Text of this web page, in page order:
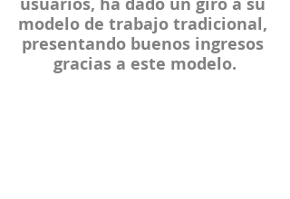
modelo de trabajo tradicional,
presentando buenos ingresos
gracias a este modelo.